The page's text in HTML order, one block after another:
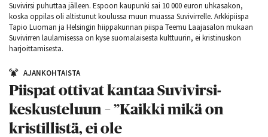
Suvivirsi puhuttaa jälleen. Espoon kaupunki sai 10 000 euron uhkasakon,
koska oppilas oli altistunut koulussa muun muassa Suvivirrelle. Arkkipiispa
Tapio Luoman ja Helsingin hiippakunnan piispa Teemu Laajasalon mukaan
Suvivirren laulamisessa on kyse suomalaisesta kulttuurin, ei kristinuskon
harjoittamisesta.
AJANKOHTAISTA
Piispat ottivat kantaa Suvivirsi-
keskusteluun – ”Kaikki mikä on
kristillistä, ei ole